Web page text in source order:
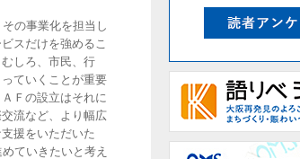
の事業化を担当し
スだけを強めるこ
しろ、市民、行
ていくことが重要
Ｆの設立はそれに
流など、より幅広
援をいただいた
ていきたいと考え